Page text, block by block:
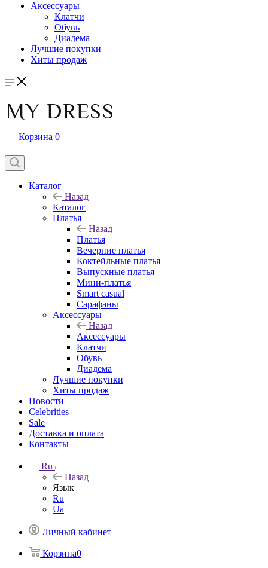
Аксессуары
Клатчи
Обувь
Диадема
Лучшие покупки
Хиты продаж
Корзина 0
Каталог
Назад
Каталог
Платья
Назад
Платья
Вечерние платья
Коктейльные платья
Выпускные платья
Мини-платья
Smart casual
Сарафаны
Аксессуары
Назад
Аксессуары
Клатчи
Обувь
Диадема
Лучшие покупки
Хиты продаж
Новости
Celebrities
Sale
Доставка и оплата
Контакты
Ru
Назад
Язык
Ru
Ua
Личный кабинет
Корзина0